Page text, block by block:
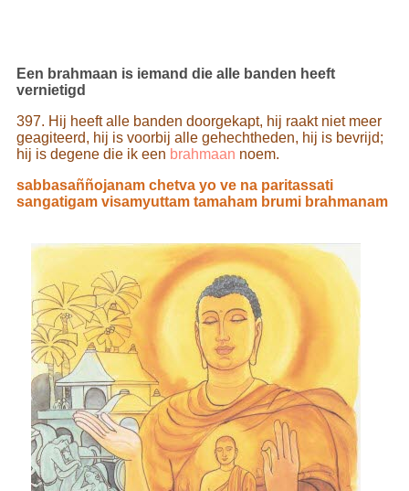
Een brahmaan is iemand die alle banden heeft
vernietigd
397. Hij heeft alle banden doorgekapt, hij raakt niet meer
geagiteerd, hij is voorbij alle gehechtheden, hij is bevrijd;
hij is degene die ik een brahmaan noem.
sabbasaññojanam chetva yo ve na paritassati
sangatigam visamyuttam tamaham brumi brahmanam